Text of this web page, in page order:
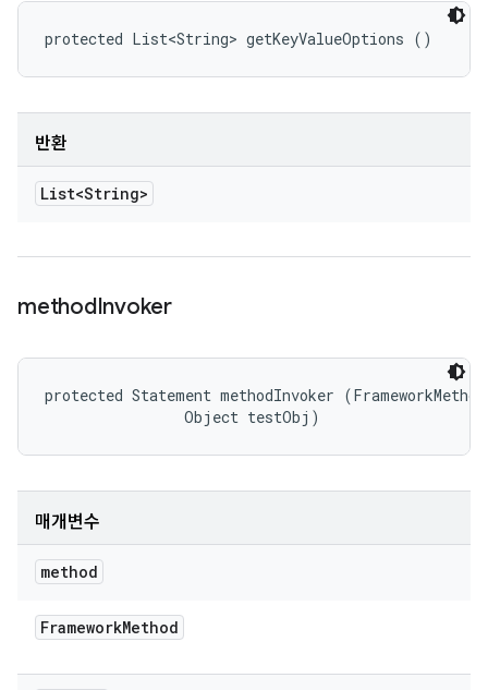
protected List<String> getKeyValueOptions ()
반환
List<String>
methodInvoker
protected Statement methodInvoker
                Object testObj)
매개변수
method
FrameworkMethod